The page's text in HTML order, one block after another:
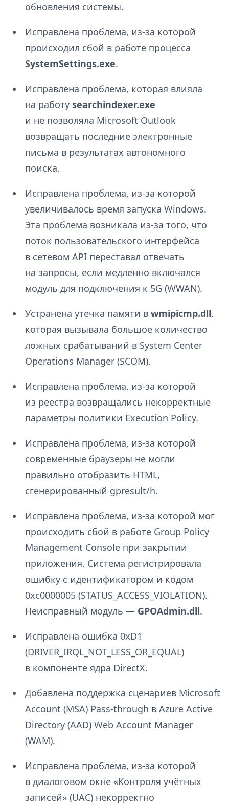
обновления системы.
Исправлена проблема, из-за которой
происходил сбой в работе процесса
SystemSettings.exe.
Исправлена проблема, которая влияла
на работу searchindexer.exe
и не позволяла Microsoft Outlook
возвращать последние электронные
письма в результатах автономного
поиска.
Исправлена проблема, из-за которой
увеличивалось время запуска Windows.
Эта проблема возникала из-за того, что
поток пользовательского интерфейса
в сетевом API переставал отвечать
на запросы, если медленно включался
модуль для подключения к 5G (WWAN).
Устранена утечка памяти в wmipicmp.dll,
которая вызывала большое количество
ложных срабатываний в System Center
Operations Manager (SCOM).
Исправлена проблема, из-за которой
из реестра возвращались некорректные
параметры политики Execution Policy.
Исправлена проблема, из-за которой
современные браузеры не могли
правильно отобразить HTML,
сгенерированный gpresult/h.
Исправлена проблема, из-за которой мог
происходить сбой в работе Group Policy
Management Console при закрытии
приложения. Система регистрировала
ошибку с идентификатором и кодом
0xc0000005 (STATUS_ACCESS_VIOLATION).
Неисправный модуль — GPOAdmin.dll.
Исправлена ошибка 0xD1
(DRIVER_IRQL_NOT_LESS_OR_EQUAL)
в компоненте ядра DirectX.
Добавлена поддержка сценариев Microsoft
Account (MSA) Pass-through в Azure Active
Directory (AAD) Web Account Manager
(WAM).
Исправлена проблема, из-за которой
в диалоговом окне «Контроля учётных
записей» (UAC) некорректно